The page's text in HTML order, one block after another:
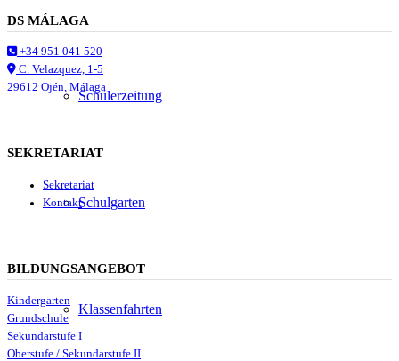
Schülerzeitung
Schulgarten
Klassenfahrten
DS MÁLAGA
+34 951 041 520
C. Velazquez, 1-5
29612 Ojén, Málaga
SEKRETARIAT
Sekretariat
Kontakt
BILDUNGSANGEBOT
Kindergarten
Grundschule
Sekundarstufe I
Oberstufe / Sekundarstufe II